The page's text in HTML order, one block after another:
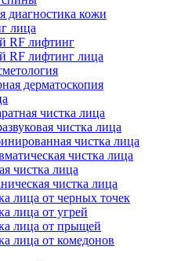
диагностика кожи
лица
RF лифтинг
RF лифтинг лица
дерматоскопия
чистка лица
чистка лица
чистка лица
чистка лица
чистка лица
чистка лица
лица от черных точек
лица от угрей
лица от прыщей
лица от комедонов